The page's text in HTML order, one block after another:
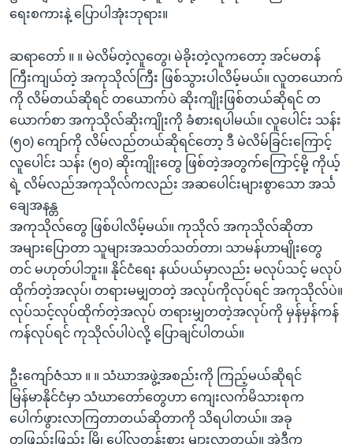
ရေးစကားနဲ့ ပြောပါအုံးဘုရား။
ဆရာတော် ။ ။ မဲလိမ်တဲ့လူတွေ၊ မဲခိုးတဲ့လူကတော့ အင်မတန်
ကြီးကျယ်တဲ့ အကုသိုလ်ကြီး ဖြစ်သွားပါလိမ့်မယ်။ လူတယောက်
ကို လိမ်တယ်ဆိုရင် တယောက်ပဲ ဆိုးကျိုးဖြစ်တယ်ဆိုရင် တ
ယောက်စာ အကုသိုလ်ဆိုးကျိုးကို ခံစားရပါမယ်။ လူပေါင်း သန်း
(၅၀) ကျော်ကို လိမ်လည်တယ်ဆိုရင်တော့ ဒီ မဲလိမ်ခြင်းကြောင့်
လူပေါင်း သန်း (၅၀) ဆိုးကျိုးတွေ ဖြစ်တဲ့အတွက်ကြောင့်မို့ ကိုယ့်
ရဲ့ လိမ်လည်အကုသိုလ်ကလည်း အဆပေါင်းများစွာသော အင်္သ
ချေအနန္တ
အကုသိုလ်တွေ ဖြစ်ပါလိမ့်မယ်။ ကုသိုလ် အကုသိုလ်ဆိုတာ
အများပြောတာ သူများအသတ်သတ်တာ၊ သာမန်ဟာမျိုးတွေ
တင် မဟုတ်ပါဘူး။ နိုင်ငံရေး နယ်ပယ်မှာလည်း မလုပ်သင့် မလုပ်
ထိုက်တဲ့အလုပ်၊ တရားမမျှတတဲ့ အလုပ်ကိုလုပ်ရင် အကုသိုလ်ပဲ။
လုပ်သင့်လုပ်ထိုက်တဲ့အလုပ် တရားမျှတတဲ့အလုပ်ကို မှန်မှန်ကန်
ကန်လုပ်ရင် ကုသိုလ်ပါပဲလို့ ပြောချင်ပါတယ်။
ဦးကျော်ဇံသာ ။ ။ သံဃာအဖွဲ့အစည်းကို ကြည့်မယ်ဆိုရင်
မြန်မာနိုင်ငံမှာ သံဃာတော်တွေဟာ ကျေးလက်မိသားစုက
ပေါက်ဖွားလာကြတာတယ်ဆိုတာကို သိရပါတယ်။ အခု
တဖြည်းဖြည်း မြို့ပေါ်လူတန်းစား များလာတယ်။ အဲဒီက